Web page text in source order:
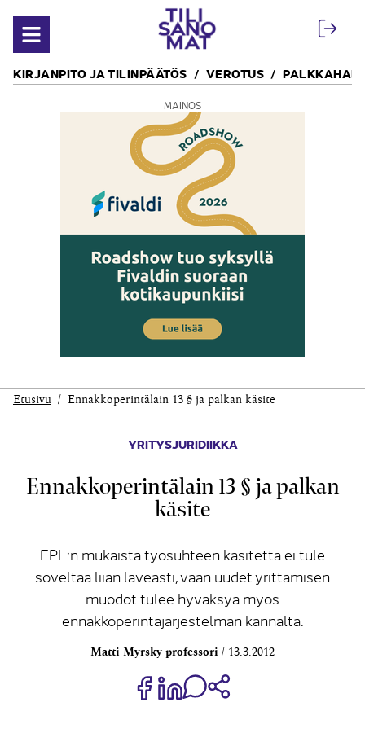
Avaa valikko
KIRJANPITO JA TILINPÄÄTÖS VEROTUS
MAINOS
Etusivu Ennakkoperintälain 13 § ja palkan käsite
YRITYSJURIDIIKKA
Ennakkoperintälain 13 § ja palkan
käsite
EPL:n mukaista työsuhteen käsitettä ei tule
soveltaa liian laveasti, vaan uudet yrittämisen
muodot tulee hyväksyä myös
ennakkoperintäjärjestelmän kannalta.
Matti Myrsky professori 13.3.2012
Jaa Share on Facebook
Jaa Share on LinkedIn
Jaa WhatsApp-viestinä